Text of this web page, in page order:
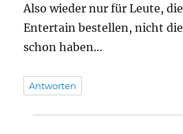
Also wieder nur für Leute,
Entertain bestellen, nicht
schon haben…
Antworten